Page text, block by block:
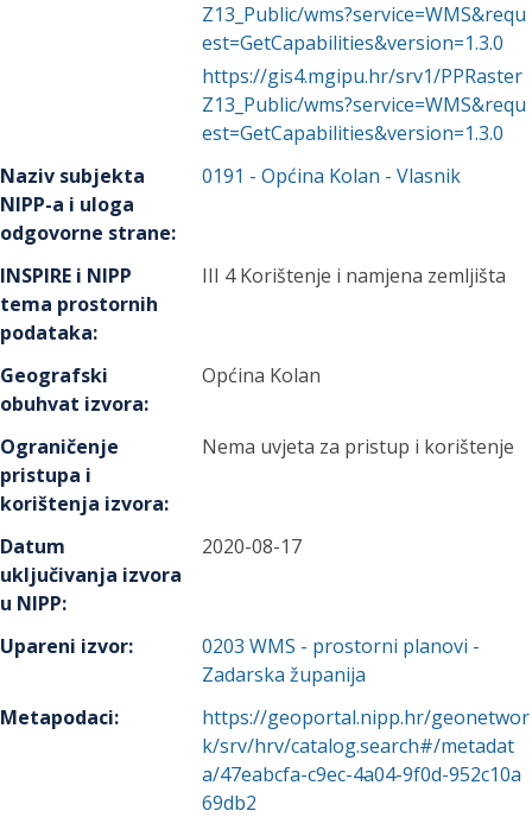
Z13_Public/wms?service=WMS&requ
est=GetCapabilities&version=1.3.0
https://gis4.mgipu.hr/srv1/PPRaster
Z13_Public/wms?service=WMS&requ
est=GetCapabilities&version=1.3.0
Naziv subjekta
NIPP-a i uloga
odgovorne strane:
0191 -Općina Kolan - Vlasnik
INSPIRE i NIPP
tema prostornih
podataka:
III 4 Korištenje i namjena zemljišta
Geografski
obuhvat izvora:
Općina Kolan
Ograničenje
pristupa i
korištenja izvora:
Nema uvjeta za pristup i korištenje
Datum
uključivanja izvora
u NIPP:
2020-08-17
Upareni izvor: 0203 WMS - prostorni planovi -
Zadarska županija
Metapodaci:
https://geoportal.nipp.hr/geonetwor
k/srv/hrv/catalog.search#/metadat
a/47eabcfa-c9ec-4a04-9f0d-952c10a
69db2